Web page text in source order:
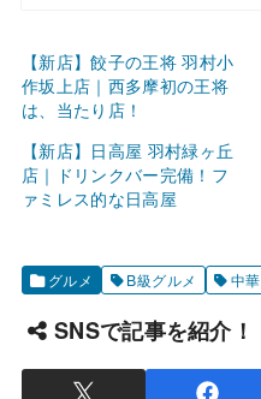
【新店】餃子の王将 羽村小
作坂上店｜西多摩初の王将
は、当たり店！
【新店】日高屋 羽村緑ヶ丘
店｜ドリンクバー完備！フ
ァミレス的な日高屋
グルメ B級グルメ 中華
SNSで記事を紹介！